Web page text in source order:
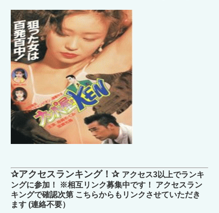
✰アクセスランキング！✰ アクセス3以上でランキ
ングに参加！ ※相互リンク募集中です！ アクセスラン
キングで確認次第 こちらからもリンクさせていただき
ます (連絡不要）